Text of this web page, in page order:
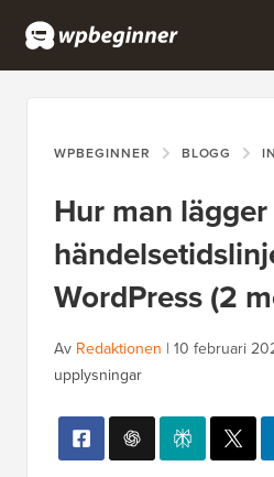
WPBEGINNER BLOGG
Hur man
WordPress (2
Av Redaktionen | 10 februari
upplysningar